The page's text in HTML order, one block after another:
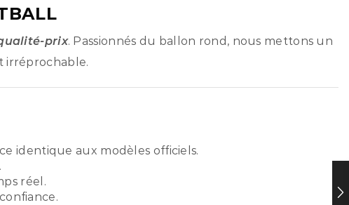
prix. Passionnés du ballon rond, nous mettons un
irréprochable.
identique aux modèles officiels.
réel.